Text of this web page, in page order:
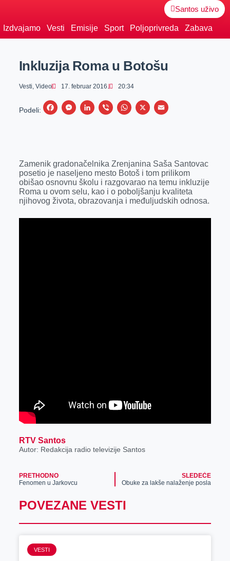
Santos uživo
Izdvajamo Vesti Emisije Sport Poljoprivreda Zabava
Inkluzija Roma u Botošu
Vesti, Video 17. februar 2016. 20:34
Podeli:
F
b
o
o
M
e
n
g
L
e
d
I
V
r
W
s
A
p
X
E
l
Zamenik gradonačelnika Zrenjanina Saša Santovac
posetio je naseljeno mesto Botoš i tom prilikom
obišao osnovnu školu i razgovarao na temu inkluzije
Roma u ovom selu, kao i o poboljšanju kvaliteta
njihovog života, obrazovanja i međuljudskih odnosa.
RTV Santos
Autor: Redakcija radio televizije Santos
PRETHODNO
Fenomen u Jarkovcu
SLEDEĆE
Obuke za lakše nalaženje posla
POVEZANE VESTI
VESTI